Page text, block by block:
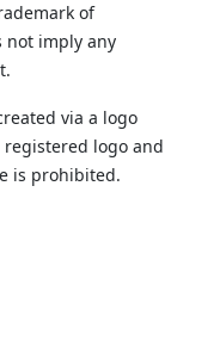
of
not imply any
via a logo
registered logo and
is prohibited.